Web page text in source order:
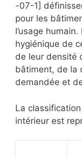
-07-1]
pour les
l’usage
hygiénique de
de leur densité
bâtiment, de la
demandée et
La
intérieur est